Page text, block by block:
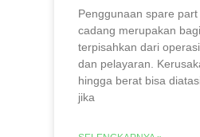
Penggunaan spare
cadang merupakan
terpisahkan dari
dan pelayaran.
hingga berat bisa
jika